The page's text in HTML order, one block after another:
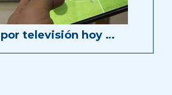
televisión hoy …